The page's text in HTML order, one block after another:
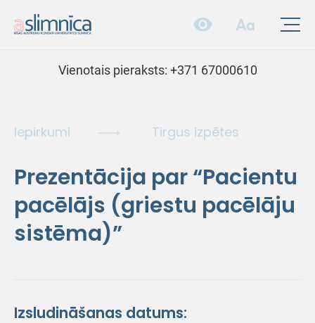
Vienotais pieraksts: +371 67000610
Iepirkumi Tirgus izpētes
Prezentācija par “Pacientu
pacēlājs (griestu pacēlāju
sistēma)”
Izsludināšanas datums: